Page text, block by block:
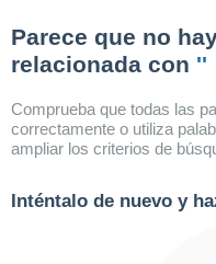
Parece que no
relacionada con ''
Comprueba que todas las
correctamente o utiliza
ampliar los criterios de
Inténtalo de nuevo y